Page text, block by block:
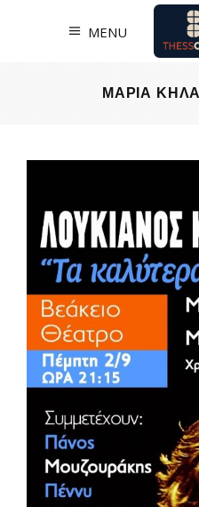
MENU
ΜΑΡΙΑ